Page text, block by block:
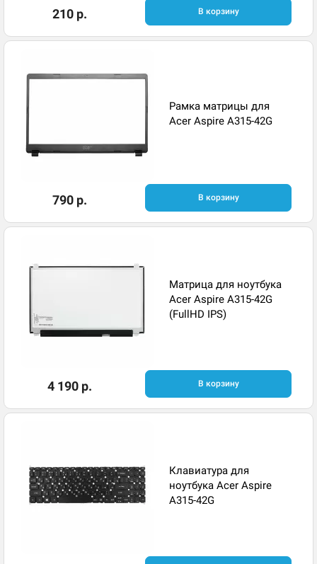
210 р. В корзину
Рамка матрицы для
Acer Aspire A315-42G
790 р. В корзину
Матрица для ноутбука
Acer Aspire A315-42G
(FullHD IPS)
4 190 р. В корзину
Клавиатура для
ноутбука Acer Aspire
A315-42G